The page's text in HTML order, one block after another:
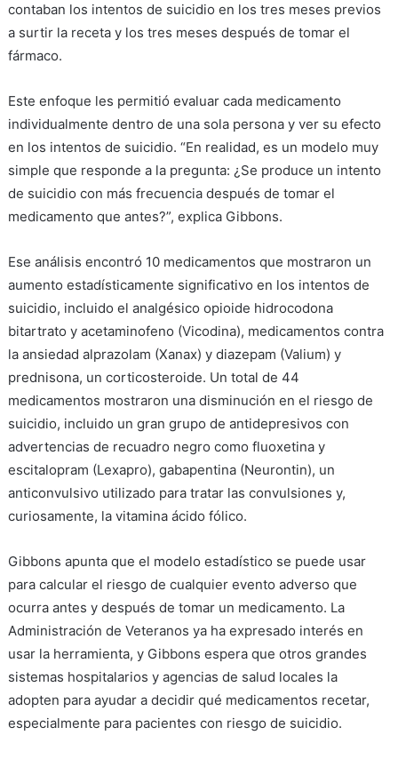
contaban los intentos de suicidio en los tres meses previos
a surtir la receta y los tres meses después de tomar el
fármaco.
Este enfoque les permitió evaluar cada medicamento
individualmente dentro de una sola persona y ver su efecto
en los intentos de suicidio. “En realidad, es un modelo muy
simple que responde a la pregunta: ¿Se produce un intento
de suicidio con más frecuencia después de tomar el
medicamento que antes?”, explica Gibbons.
Ese análisis encontró 10 medicamentos que mostraron un
aumento estadísticamente significativo en los intentos de
suicidio, incluido el analgésico opioide hidrocodona
bitartrato y acetaminofeno (Vicodina), medicamentos contra
la ansiedad alprazolam (Xanax) y diazepam (Valium) y
prednisona, un corticosteroide. Un total de 44
medicamentos mostraron una disminución en el riesgo de
suicidio, incluido un gran grupo de antidepresivos con
advertencias de recuadro negro como fluoxetina y
escitalopram (Lexapro), gabapentina (Neurontin), un
anticonvulsivo utilizado para tratar las convulsiones y,
curiosamente, la vitamina ácido fólico.
Gibbons apunta que el modelo estadístico se puede usar
para calcular el riesgo de cualquier evento adverso que
ocurra antes y después de tomar un medicamento. La
Administración de Veteranos ya ha expresado interés en
usar la herramienta, y Gibbons espera que otros grandes
sistemas hospitalarios y agencias de salud locales la
adopten para ayudar a decidir qué medicamentos recetar,
especialmente para pacientes con riesgo de suicidio.